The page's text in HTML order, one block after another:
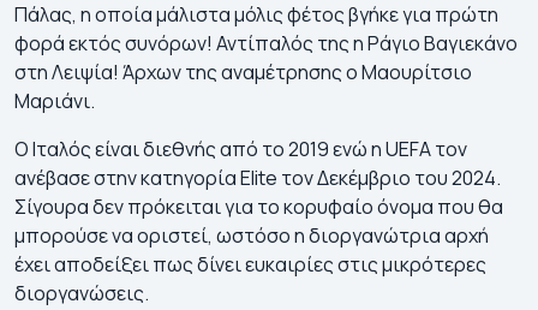
Πάλας, η οποία μάλιστα μόλις φέτος βγήκε για πρώτη
φορά εκτός συνόρων! Αντίπαλός της η Ράγιο Βαγιεκάνο
στη Λειψία! Άρχων της αναμέτρησης ο Μαουρίτσιο
Μαριάνι.
Ο Ιταλός είναι διεθνής από το 2019 ενώ η UEFA τον
ανέβασε στην κατηγορία Elite τον Δεκέμβριο του 2024.
Σίγουρα δεν πρόκειται για το κορυφαίο όνομα που θα
μπορούσε να οριστεί, ωστόσο η διοργανώτρια αρχή
έχει αποδείξει πως δίνει ευκαιρίες στις μικρότερες
διοργανώσεις.